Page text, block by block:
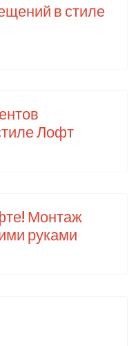
в стиле
Лофт
Монтаж
руками